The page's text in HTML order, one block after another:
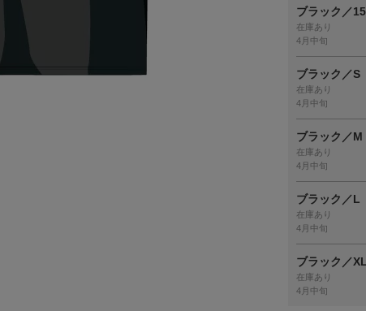
ブラック／
在庫あり
4月中旬
ブラック／S
在庫あり
4月中旬
ブラック／M
在庫あり
4月中旬
ブラック／L
在庫あり
4月中旬
ブラック／XL
在庫あり
4月中旬